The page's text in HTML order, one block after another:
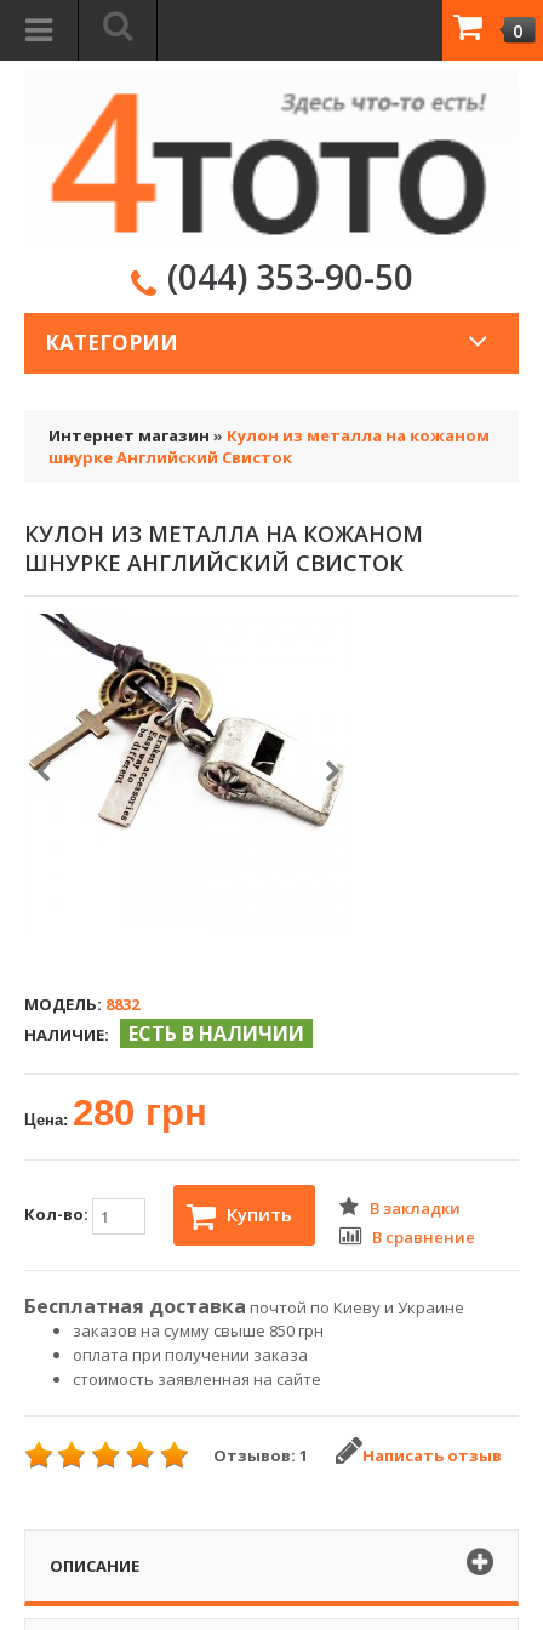
0
(044) 353-90-50
КАТЕГОРИИ
Интернет магазин » Кулон из металла на кожаном
шнурке Английский Свисток
КУЛОН ИЗ МЕТАЛЛА НА КОЖАНОМ
ШНУРКЕ АНГЛИЙСКИЙ СВИСТОК
МОДЕЛЬ: 8832
НАЛИЧИЕ:
ЕСТЬ В НАЛИЧИИ
Цена: 280 грн
Кол-во: Купить
В закладки
В сравнение
Бесплатная доставка почтой по Киеву и Украине
заказов на сумму свыше 850 грн
оплата при получении заказа
стоимость заявленная на сайте
Отзывов: 1 Написать отзыв
ОПИСАНИЕ